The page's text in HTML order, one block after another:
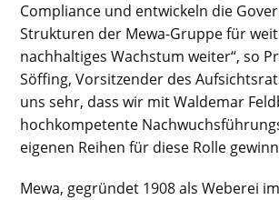
Compliance und entwickeln die
Strukturen der Mewa-Gruppe für
nachhaltiges Wachstum weiter“, so
Söffing, Vorsitzender des
uns sehr, dass wir mit Waldemar
hochkompetente
eigenen Reihen für diese Rolle
Mewa, gegründet 1908 als Weberei